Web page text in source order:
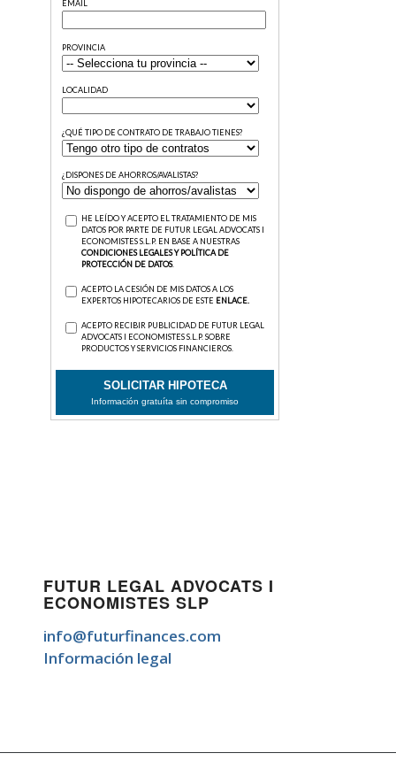
FUTUR LEGAL ADVOCATS I
ECONOMISTES SLP
info@futurfinances.com
Información legal